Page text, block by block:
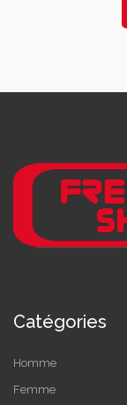
Catégories
Homme
Femme